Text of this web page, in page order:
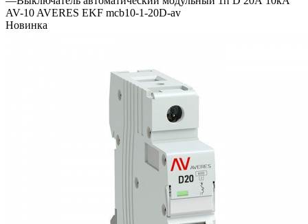
AV-10 AVERES EKF mcb10-1-20D-av
Новинка